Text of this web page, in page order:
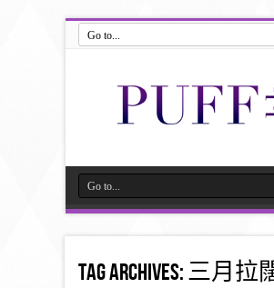
Tag Archives:三月拉